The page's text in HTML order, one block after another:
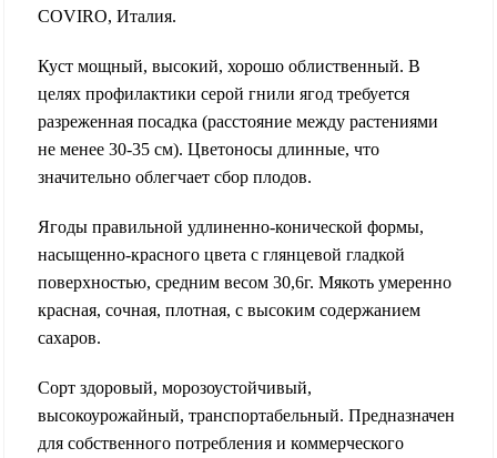
COVIRO, Италия.
Куст мощный, высокий, хорошо облиственный. В
целях профилактики серой гнили ягод требуется
разреженная посадка (расстояние между растениями
не менее 30-35 см). Цветоносы длинные, что
значительно облегчает сбор плодов.
Ягоды правильной удлиненно-конической формы,
насыщенно-красного цвета с глянцевой гладкой
поверхностью, средним весом 30,6г. Мякоть умеренно
красная, сочная, плотная, с высоким содержанием
сахаров.
Сорт здоровый, морозоустойчивый,
высокоурожайный, транспортабельный. Предназначен
для собственного потребления и коммерческого